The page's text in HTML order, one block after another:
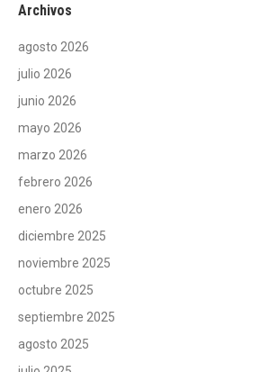
Archivos
agosto 2026
julio 2026
junio 2026
mayo 2026
marzo 2026
febrero 2026
enero 2026
diciembre 2025
noviembre 2025
octubre 2025
septiembre 2025
agosto 2025